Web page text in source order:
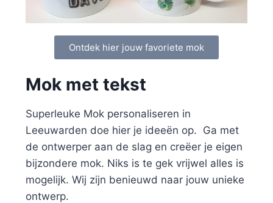
Ontdek hier jouw favoriete mok
Mok met tekst
Superleuke Mok personaliseren in
Leeuwarden doe hier je ideeën op. Ga met
de ontwerper aan de slag en creëer je eigen
bijzondere mok. Niks is te gek vrijwel alles is
mogelijk. Wij zijn benieuwd naar jouw unieke
ontwerp.